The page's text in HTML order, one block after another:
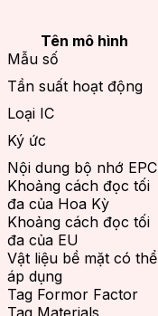
Tên mô hình
Mẫu số
Tần suất hoạt động
Loại IC
Ký ức
Nội dung bộ nhớ EPC
Khoảng cách đọc tối
đa của Hoa Kỳ
Khoảng cách đọc tối
đa của EU
Vật liệu bề mặt có thể
áp dụng
Tag Formor Factor